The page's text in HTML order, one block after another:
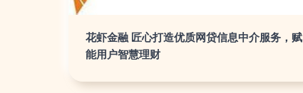
花虾金融 匠心打造优质网贷信息中介服务，赋
能用户智慧理财